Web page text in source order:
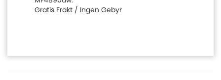
Gratis Frakt / Ingen Gebyr